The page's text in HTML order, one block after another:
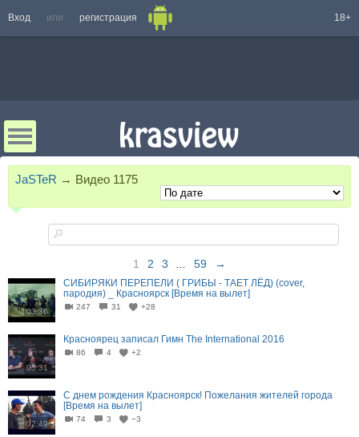
Вход или регистрация 18+
JaSTeR → Видео 1175
1 2 3 59 →
03:36
СИБИРЯКИ ПЕРЕПЕЛИ ( ГРИБЫ - ТАЕТ ЛЁД) (cover,
пародия) _ Красноярск [Время на вылет]
247 31 +28
03:31
Красноярец записал Гимн The International 2016
86 4 +2
02:49
С днем рождения Красноярск! Пожелания жителей города
[Время на вылет]
74 3 −3